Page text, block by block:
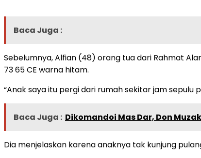
Baca Juga :
Sebelumnya, Alfian (48) orang tua dari Rahmat
73 65 CE warna hitam.
“Anak saya itu pergi dari rumah sekitar jam sepulu
Baca Juga : Dikomandoi Mas Dar, Don
Dia menjelaskan karena anaknya tak kunjung